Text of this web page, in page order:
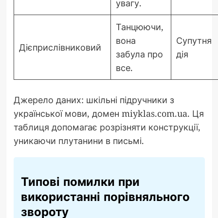
увагу.
Дієприслівниковий
Танцюючи,
вона
забула про
все.
Супутня
дія
Джерело даних: шкільні підручники з
української мови, домен miyklas.com.ua. Ця
таблиця допомагає розрізняти конструкції,
уникаючи плутанини в письмі.
Типові помилки при
використанні порівняльного
звороту